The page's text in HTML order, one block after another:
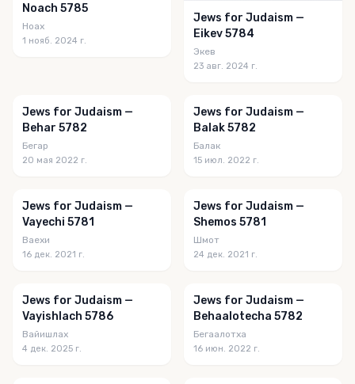
Noach 5785
Ноах
1 нояб. 2024 г.
Jews for Judaism —
Eikev 5784
Экев
23 авг. 2024 г.
Jews for Judaism —
Behar 5782
Бегар
20 мая 2022 г.
Jews for Judaism —
Balak 5782
Балак
15 июл. 2022 г.
Jews for Judaism —
Vayechi 5781
Ваехи
16 дек. 2021 г.
Jews for Judaism —
Shemos 5781
Шмот
24 дек. 2021 г.
Jews for Judaism —
Vayishlach 5786
Вайишлах
4 дек. 2025 г.
Jews for Judaism —
Behaalotecha 5782
Бегаалотха
16 июн. 2022 г.